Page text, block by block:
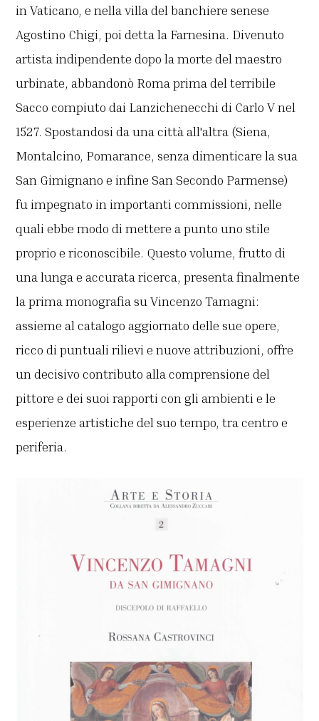
in Vaticano, e nella villa del banchiere senese
Agostino Chigi, poi detta la Farnesina. Divenuto
artista indipendente dopo la morte del maestro
urbinate, abbandonò Roma prima del terribile
Sacco compiuto dai Lanzichenecchi di Carlo V nel
1527. Spostandosi da una città all'altra (Siena,
Montalcino, Pomarance, senza dimenticare la sua
San Gimignano e infine San Secondo Parmense)
fu impegnato in importanti commissioni, nelle
quali ebbe modo di mettere a punto uno stile
proprio e riconoscibile. Questo volume, frutto di
una lunga e accurata ricerca, presenta finalmente
la prima monografia su Vincenzo Tamagni:
assieme al catalogo aggiornato delle sue opere,
ricco di puntuali rilievi e nuove attribuzioni, offre
un decisivo contributo alla comprensione del
pittore e dei suoi rapporti con gli ambienti e le
esperienze artistiche del suo tempo, tra centro e
periferia.